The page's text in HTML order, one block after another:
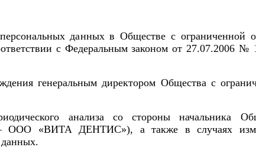
данных вОбществе с ограниченной
с Федеральным законом от 27.07.2006
генеральным директором Общества с
анализа со стороны начальника
ООО «ВИТА ДЕНТИС»), а также в случаях